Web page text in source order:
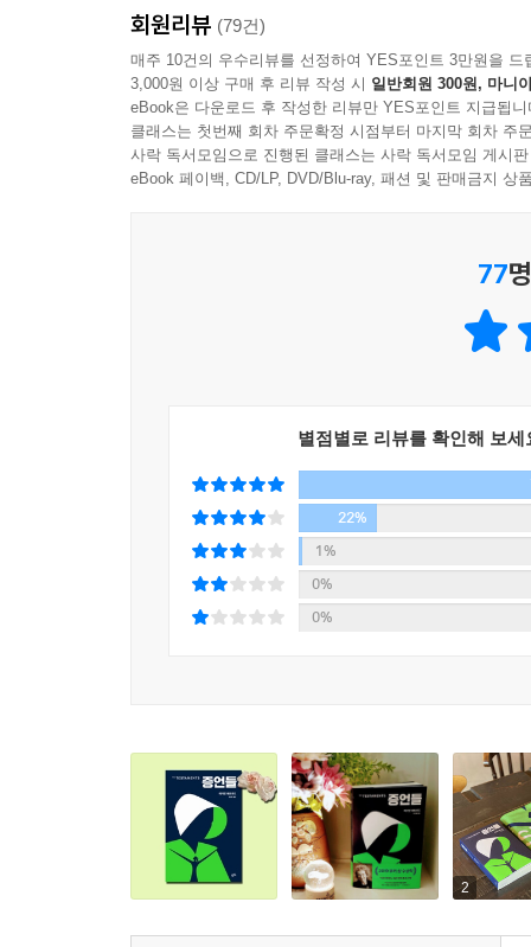
독자들이 궁금해하던 『시녀 이야기』의 모든 답
『시녀 이야기』가 '시녀' 오브프레드를 중심으
수기를 통해 길리어드 전반에 대한 이야기를 풀어
수기를 통해 길리어드의 부패한 권력자들의 민
치부를 상세히 기술한다. 또 다른 증언자는 길리
길리어드 정권에 대한 반대 목소리를 높이는 학
못 내는 캐나다 정부, 비밀리에 캐나다에 있는 반
포교단을 파견하여 국외 민간인들을 포섭하는
생사와 그녀의 빼앗긴 딸에 대한 이야기도 『증언
『증언들』 2019 부커 상 수상의 영예를 안다
마거릿 애트우드는 2000년 『눈먼 암살자』 이
이례적인 공동수상에 대하여 “내 나이에 이렇게
작가의 경력에 발목을 잡고 이 관문을 통과하지
부커상은 1969년 제정되어 현재 노벨문학상, 공
투자회사 맨 그룹이 스폰서가 되면서 맨부커
주최측은 17년 만에 마거릿 애트우드의 『증언들
회원리뷰 (79건)
매주 10건의 우수리뷰를 선정하여 YES포인트 3만원을 드
3,000원 이상 구매 후 리뷰 작성 시 일반회원 300원, 마니
eBook은 다운로드 후 작성한 리뷰만 YES포인트 지급됩니
클래스는 첫번째 회차 주문확정 시점부터 마지막 회차 주
사락 독서모임으로 진행된 클래스는 사락 독서모임 게시
eBook 페이백, CD/LP, DVD/Blu-ray, 패션 및 판매금지 상
77
별점별로 리뷰를 확인해 보세
22%
1%
0%
0%
2